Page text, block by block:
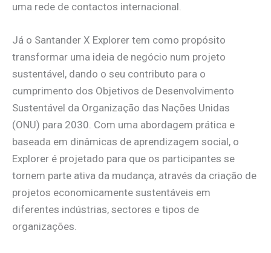
uma rede de contactos internacional.
Já o Santander X Explorer tem como propósito
transformar uma ideia de negócio num projeto
sustentável, dando o seu contributo para o
cumprimento dos Objetivos de Desenvolvimento
Sustentável da Organização das Nações Unidas
(ONU) para 2030. Com uma abordagem prática e
baseada em dinâmicas de aprendizagem social, o
Explorer é projetado para que os participantes se
tornem parte ativa da mudança, através da criação de
projetos economicamente sustentáveis ​​em
diferentes indústrias, sectores e tipos de
organizações.